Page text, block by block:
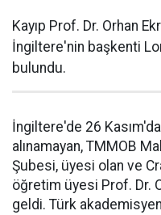
Kayıp Prof. Dr. Orhan
İngiltere'nin başkenti
bulundu.
İngiltere'de 26
alınamayan, TMMOB
Şubesi, üyesi olan ve
öğretim üyesi Prof. Dr.
geldi. Türk